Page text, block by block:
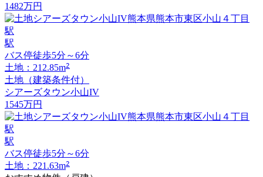
1482万円
駅
バス停徒歩5分～6分
土地：212.85m2
土地（建築条件付）
シアーズタウン小山IV
1545万円
駅
バス停徒歩5分～6分
土地：221.63m2